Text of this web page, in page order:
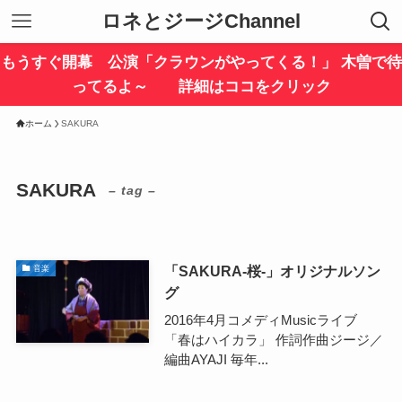
ロネとジージChannel
もうすぐ開幕 公演「クラウンがやってくる！」 木曽で待
ってるよ～ 詳細はココをクリック
ホーム SAKURA
SAKURA – tag –
音楽
「SAKURA-桜-」オリジナルソン
グ
2016年4月コメディMusicライブ
「春はハイカラ」 作詞作曲ジージ／
編曲AYAJI 毎年...